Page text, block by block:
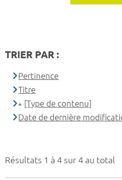
Résultats 1 à 4 sur 4 au total
TRIER PAR :
Pertinence
Titre
[Type de contenu]
Date de dernière